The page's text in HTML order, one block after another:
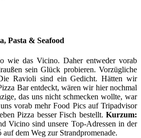
Pasta & Seafood
wie das Vicino. Daher entweder vorab
sein Glück probieren. Vorzügliche
Ravioli sind ein Gedicht. Hätten wir
Bar entdeckt, wären wir hier nochmal
das uns nicht schmecken wollte, war
vorab mehr Food Pics auf Tripadvisor
Pizza besser Fisch bestellt. Kurzum:
Vicino sind unsere Top-Adressen in der
auf dem Weg zur Strandpromenade.